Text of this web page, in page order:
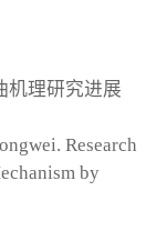
机理研究进展
Research
by